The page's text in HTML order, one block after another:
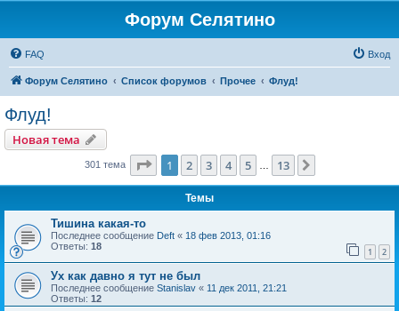
Форум Селятино
FAQ Вход
Форум Селятино Список форумов Прочее Флуд!
Флуд!
Новая тема
301 тема Страница из 13
1 2 3 4 5 13
Темы
Тишина какая-то
Последнее сообщение Deft « 18 фев 2013, 01:16
Ответы: 18 1 2
Ух как давно я тут не был
Последнее сообщение Stanislav « 11 дек 2011, 21:21
Ответы: 12